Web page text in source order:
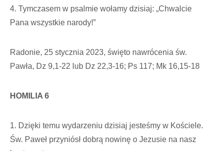
4. Tymczasem w psalmie wołamy dzisiaj: „Chwalcie
Pana wszystkie narody!”
Radonie, 25 stycznia 2023, święto nawrócenia św.
Pawła, Dz 9,1-22 lub Dz 22,3-16; Ps 117; Mk 16,15-18
HOMILIA 6
1. Dzięki temu wydarzeniu dzisiaj jesteśmy w Kościele.
Św. Paweł przyniósł dobrą nowinę o Jezusie na nasz